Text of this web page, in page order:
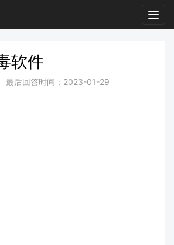
软件
最后回答时间：2023-01-29